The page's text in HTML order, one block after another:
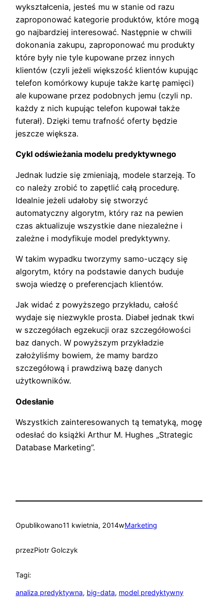
wykształcenia, jesteś mu w stanie od razu
zaproponować kategorie produktów, które mogą
go najbardziej interesować. Następnie w chwili
dokonania zakupu, zaproponować mu produkty
które były nie tyle kupowane przez innych
klientów (czyli jeżeli większość klientów kupując
telefon komórkowy kupuje także kartę pamięci)
ale kupowane przez podobnych jemu (czyli np.
każdy z nich kupując telefon kupował także
futerał). Dzięki temu trafność oferty będzie
jeszcze większa.
Cykl odświeżania modelu predyktywnego
Jednak ludzie się zmieniają, modele starzeją. To
co należy zrobić to zapętlić całą procedurę.
Idealnie jeżeli udałoby się stworzyć
automatyczny algorytm, który raz na pewien
czas aktualizuje wszystkie dane niezależne i
zależne i modyfikuje model predyktywny.
W takim wypadku tworzymy samo-uczący się
algorytm, który na podstawie danych buduje
swoja wiedzę o preferencjach klientów.
Jak widać z powyższego przykładu, całość
wydaje się niezwykle prosta. Diabeł jednak tkwi
w szczegółach egzekucji oraz szczegółowości
baz danych. W powyższym przykładzie
założyliśmy bowiem, że mamy bardzo
szczegółową i prawdziwą bazę danych
użytkowników.
Odesłanie
Wszystkich zainteresowanych tą tematyką, mogę
odesłać do książki Arthur M. Hughes „Strategic
Database Marketing”.
Opublikowano11 kwietnia, 2014wMarketing
przezPiotr Golczyk
Tagi:
analiza predyktywna, big-data, model predyktywny